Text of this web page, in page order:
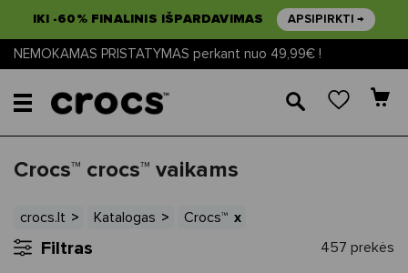
IKI -60% FINALINIS IŠPARDAVIMAS APSIPIRKTI →
NEMOKAMAS PRISTATYMAS perkant nuo 49,99€ !
🔎
Crocs™ crocs™ vaikams
crocs.lt Katalogas Crocs™
Filtras 457 prekės